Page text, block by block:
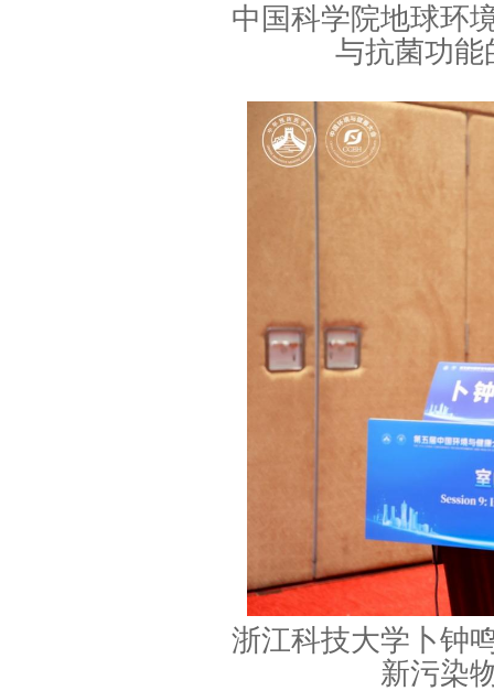
中国科学院地球环
与抗菌功能
浙江科技大学卜钟
新污染